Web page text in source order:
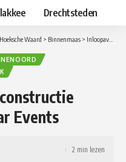
aanpassen
Drechtsteden
Waard > Binnenmaas > Inloopavond over reconstructie Blaaksedijk in Alcazar Events
Events
2 min lezen